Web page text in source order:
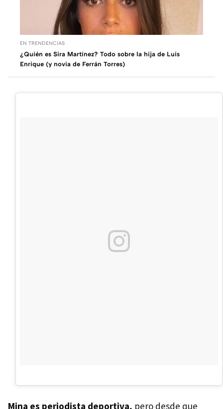
EN TRENDENCIAS
¿Quién es Sira Martínez? Todo sobre la hija de Luis
Enrique (y novia de Ferrán Torres)
Mina es periodista deportiva, pero desde que